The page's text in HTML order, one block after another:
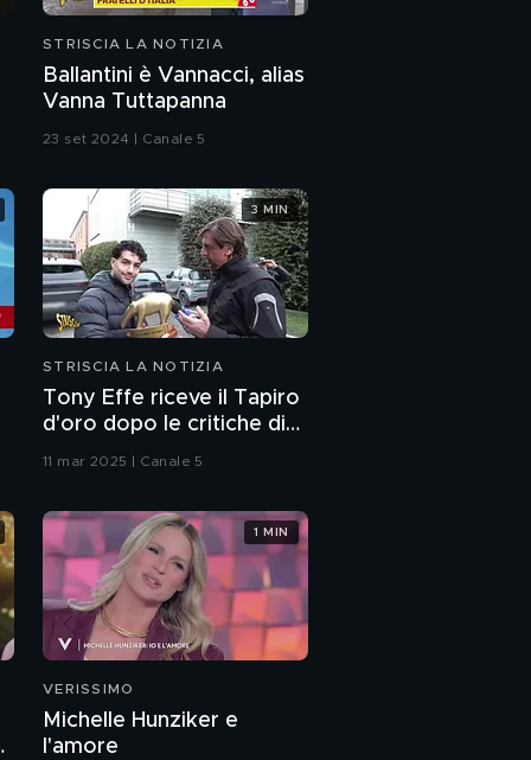
STRISCIA LA NOTIZIA
Ballantini è Vannacci, alias
Vanna Tuttapanna
23 set 2024 | Canale 5
STRISCIA LA NOTIZIA
Tony Effe riceve il Tapiro
d'oro dopo le critiche di
Valerio Scanu sulle sue
11 mar 2025 | Canale 5
3 MIN
VERISSIMO
Michelle Hunziker e
l'amore
1 MIN